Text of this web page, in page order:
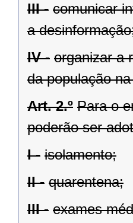
III - comunicar
a
IV - organizar a
da população
Art. 2.º Para o
poderão ser
I - isolamento;
II - quarentena;
III - exames